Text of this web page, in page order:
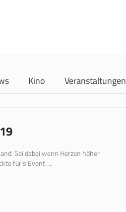
Kino Veranstaltungen
Sei dabei wenn Herzen höher
für's Event. ...